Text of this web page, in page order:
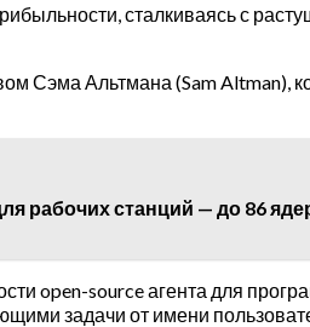
сталкиваясь с
Сэма Альтмана (Sam
рабочих станций — до 86
open-source агента для
задачи от имени